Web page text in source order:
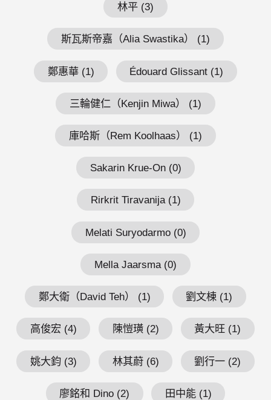
林平 (3)
斯瓦斯帝嘉（Alia Swastika） (1)
鄭惠華 (1) Édouard Glissant (1)
三輪健仁（Kenjin Miwa） (1)
庫哈斯（Rem Koolhaas） (1)
Sakarin Krue-On (0)
Rirkrit Tiravanija (1)
Melati Suryodarmo (0)
Mella Jaarsma (0)
鄭大衛（David Teh） (1) 劉文棟 (1)
高俊宏 (4) 陳愷璜 (2) 黃大旺 (1)
姚大鈞 (3) 林其蔚 (6) 劉行一 (2)
廖銘和 Dino (2) 田中能 (1)